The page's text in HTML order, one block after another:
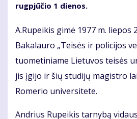
rugpjūčio 1 dienos.
A.Rupeikis gimė 1977 m. liepos
Bakalauro „Teisės ir policijos
tuometiniame Lietuvos teisės
jis įgijo ir šių studijų magistro
Romerio universitete.
Andrius Rupeikis tarnybą